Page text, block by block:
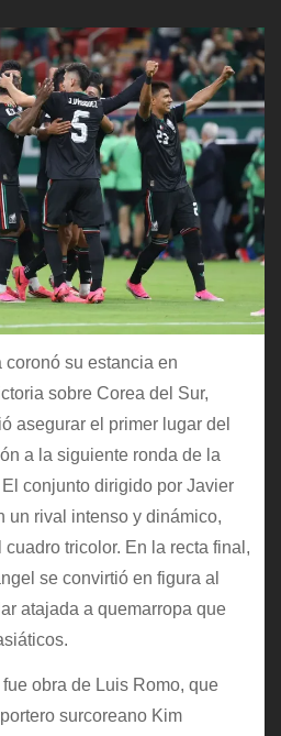
su estancia en
sobre Corea del Sur,
asegurar el primer lugar del
a la siguiente ronda de la
conjunto dirigido por Javier
un rival intenso y dinámico,
tricolor. En la recta final,
se convirtió en figura al
atajada a quemarropa que
obra de Luis Romo, que
surcoreano Kim